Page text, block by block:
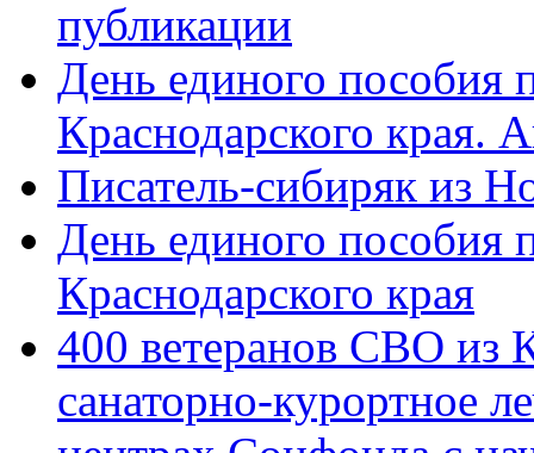
публикации
День единого пособия
Краснодарского края.
Писатель-сибиряк из
День единого пособия
Краснодарского края
400 ветеранов СВО из
санаторно-курортное